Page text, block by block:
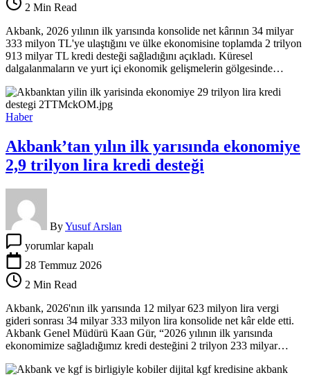
ilk
2
trilyon
913
milyar
TL
kredi
desteği
için
2 Min Read
Akbank, 2026 yılının ilk yarısında konsolide net kârının 34 milyar
333 milyon TL'ye ulaştığını ve ülke ekonomisine toplamda 2 trilyon
913 milyar TL kredi desteği sağladığını açıkladı. Küresel
dalgalanmaların ve yurt içi ekonomik gelişmelerin gölgesinde…
Haber
Akbank’tan yılın ilk yarısında ekonomiye
2,9 trilyon lira kredi desteği
ByYusuf Arslan
yılın
ilk
ekonomiye
trilyon
lira
kredi
desteği
için
yorumlar kapalı
28 Temmuz 2026
2 Min Read
Akbank, 2026'nın ilk yarısında 12 milyar 623 milyon lira vergi
gideri sonrası 34 milyar 333 milyon lira konsolide net kâr elde etti.
Akbank Genel Müdürü Kaan Gür, “2026 yılının ilk yarısında
ekonomimize sağladığımız kredi desteğini 2 trilyon 233 milyar…